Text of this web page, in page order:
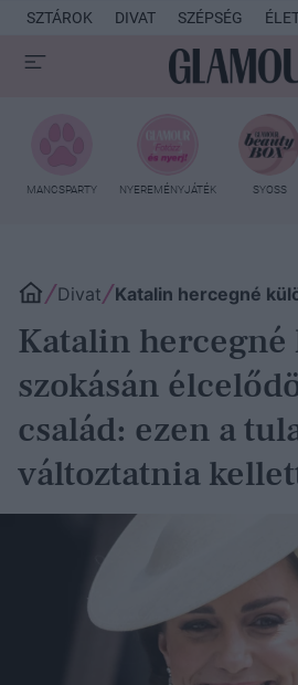
SZTÁROK DIVAT SZÉPSÉG
MANCSPARTY NYEREMÉNYJÁTÉK SYOSS
Divat Katalin hercegné
Katalin
szokásán
család: ezen a
változtatnia